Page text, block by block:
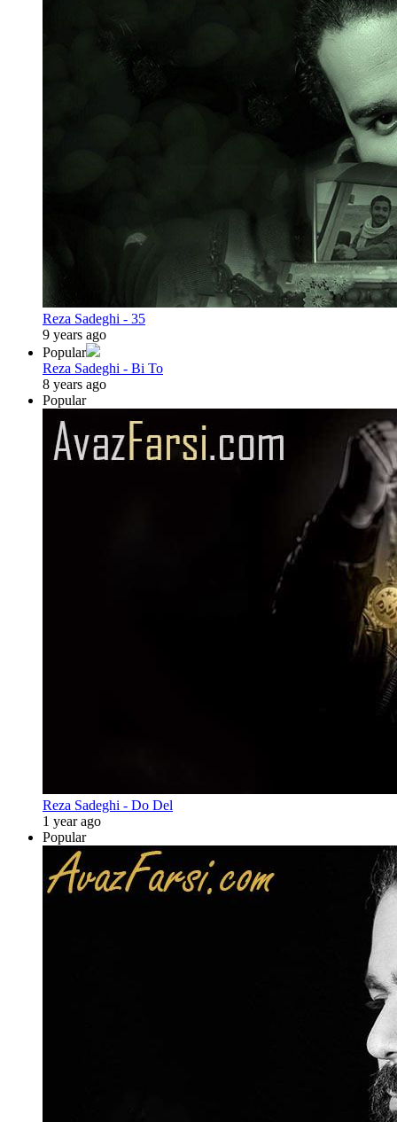
Reza Sadeghi - 35
9 years ago
Popular
Reza Sadeghi - Bi To
8 years ago
Popular
Reza Sadeghi - Do Del
1 year ago
Popular